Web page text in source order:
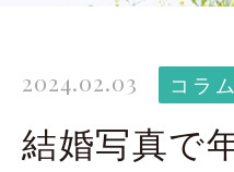
ドレス＆
2024.02.03 コラム
結婚写真で